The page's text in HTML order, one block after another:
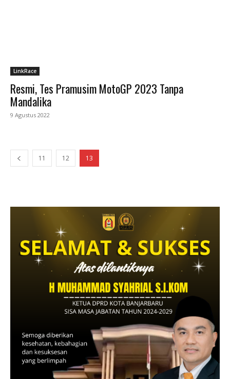
LinkRace
Resmi, Tes Pramusim MotoGP 2023 Tanpa
Mandalika
9 Agustus 2022
11 12 13